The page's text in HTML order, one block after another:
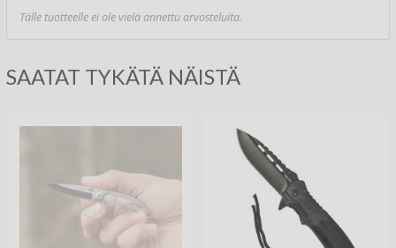
Tälle tuotteelle ei ole vielä annettu arvosteluita.
SAATAT TYKÄTÄ NÄISTÄ